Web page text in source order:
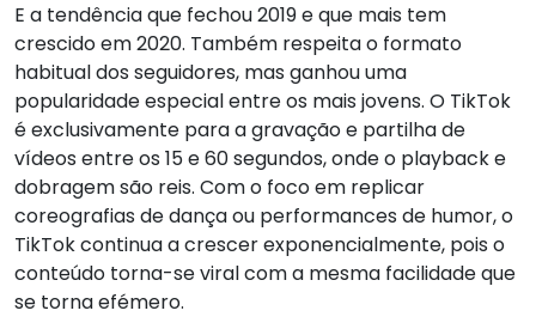
E a tendência que fechou 2019 e que mais tem
crescido em 2020. Também respeita o formato
habitual dos seguidores, mas ganhou uma
popularidade especial entre os mais jovens. O TikTok
é exclusivamente para a gravação e partilha de
vídeos entre os 15 e 60 segundos, onde o playback e
dobragem são reis. Com o foco em replicar
coreografias de dança ou performances de humor, o
TikTok continua a crescer exponencialmente, pois o
conteúdo torna-se viral com a mesma facilidade que
se torna efémero.